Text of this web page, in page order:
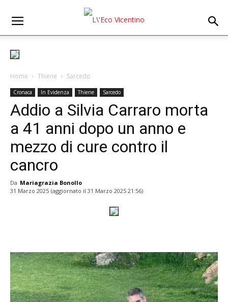
Home Thiene Sarcedo
Cronaca In Evidenza Thiene Sarcedo
Addio a Silvia Carraro morta
a 41 anni dopo un anno e
mezzo di cure contro il
cancro
Da Mariagrazia Bonollo
31 Marzo 2025 (aggiornato il 31 Marzo 2025 21:56)